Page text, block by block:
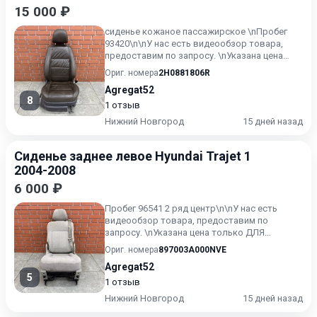
15 000 ₽
8
сиденье кожаное пассажирское \nПробег
93420\n\nУ нас есть видеообзор товара,
предоставим по запросу. \nУказана цена
только ДЛЯ ПОЛЬЗОВАТЕЛЕЙ...
Ориг. номера2H0881806R
Agregat52
1 отзыв
Нижний Новгород
15 дней назад
Сиденье заднее левое Hyundai Trajet 1
2004-2008
6 000 ₽
5
Пробег 96541 2 ряд центр\n\nУ нас есть
видеообзор товара, предоставим по
запросу. \nУказана цена только ДЛЯ
ПОЛЬЗОВАТЕЛЕЙ текущего ресурса\n...
Ориг. номера897003A000NVE
Agregat52
1 отзыв
Нижний Новгород
15 дней назад